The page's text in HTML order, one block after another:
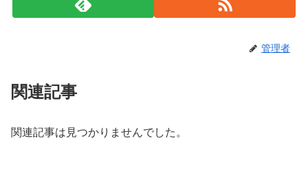
管理者
関連記事
関連記事は見つかりませんでした。